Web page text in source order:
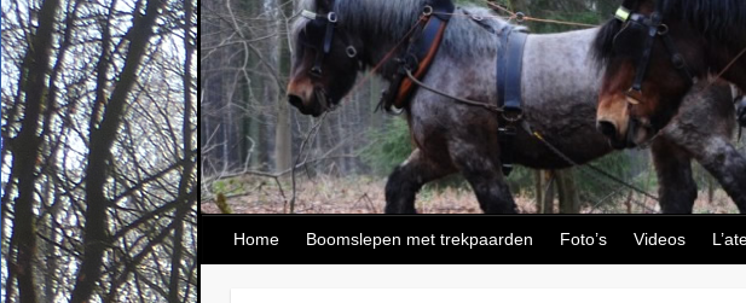
Home Boomslepen met trekpaarden Foto’s Videos